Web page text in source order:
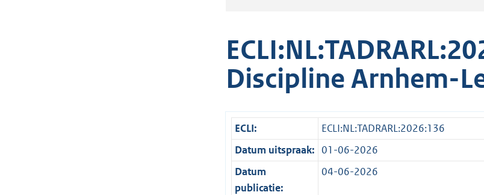
Discipline Arnhem-
ECLI:
ECLI:NL:TADRARL:2026:136
Datum uitspraak: 01-06-2026
Datum
publicatie:
04-06-2026